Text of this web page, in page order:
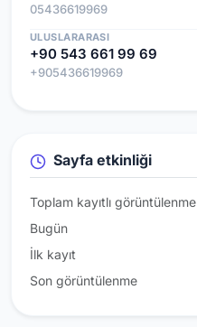
05436619969
ULUSLARARASI
+90 543 661 99 69
+905436619969
Sayfa etkinliği
Toplam kayıtlı görüntülenme
Bugün
İlk kayıt
Son görüntülenme